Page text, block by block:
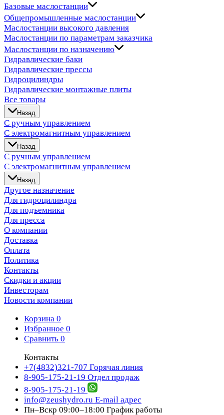
Базовые маслостанции
Общепромышленные маслостанции
Маслостанции высокого давления
Маслостанции по параметрам заказчика
Маслостанции по назначению
Гидравлические баки
Гидравлические прессы
Гидроцилиндры
Гидравлические монтажные плиты
Все товары
Назад
С ручным управлением
С электромагнитным управлением
Назад
С ручным управлением
С электромагнитным управлением
Назад
Другое назначение
Для гидроцилиндра
Для подъемника
Для пресса
О компании
Доставка
Оплата
Политика
Контакты
Скидки и акции
Инвесторам
Новости компании
Корзина 0
Избранное 0
Сравнить 0
Контакты
+7(4832)321-707 Горячая линия
8-905-175-21-19 Отдел продаж
8-905-175-21-19
info@zeushydro.ru E-mail адрес
Пн–Вскр 09:00–18:00 График работы